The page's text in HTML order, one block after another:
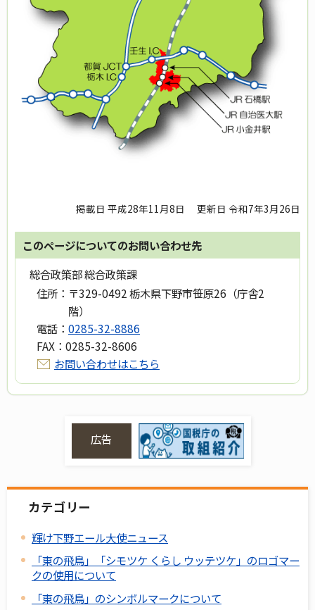
掲載日 平成28年11月8日 更新日 令和7年3月26日
このページについてのお問い合わせ先
総合政策部 総合政策課
住所： 〒329-0492 栃木県下野市笹原26（庁舎2
階）
電話： 0285-32-8886
FAX： 0285-32-8606
お問い合わせはこちら
広告
カテゴリー
輝け下野エール大使ニュース
「東の飛鳥」「シモツケ くらし ウッテツケ」のロゴマー
クの使用について
「東の飛鳥」のシンボルマークについて